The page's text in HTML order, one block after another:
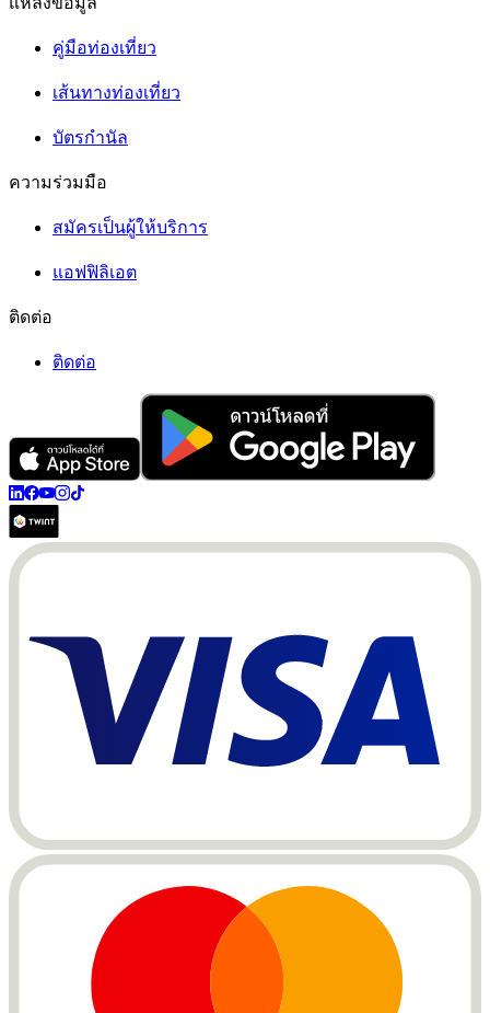
คู่มือท่องเที่ยว
เส้นทางท่องเที่ยว
บัตรกำนัล
ความร่วมมือ
สมัครเป็นผู้ให้บริการ
แอฟฟิลิเอต
ติดต่อ
ติดต่อ